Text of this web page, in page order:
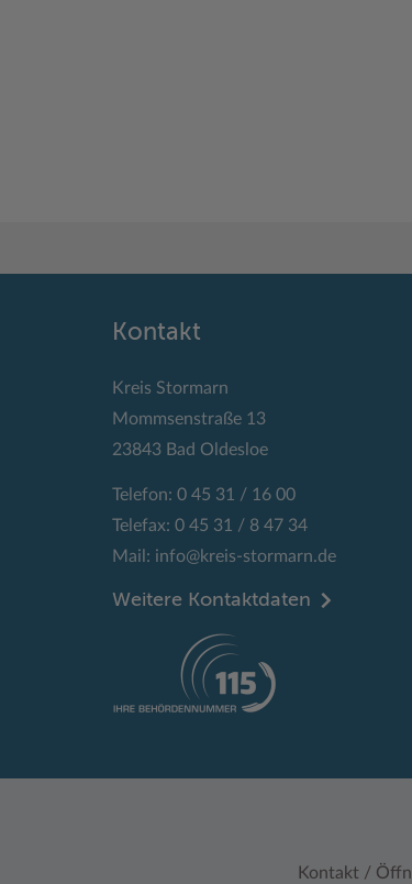
Kontakt
Kreis Stormarn
Mommsenstraße 13
23843 Bad Oldesloe
Telefon: 0 45 31 / 16 00
Telefax: 0 45 31 / 8 47 34
Mail: info@kreis-stormarn.de
Weitere Kontaktdaten
Kontakt /